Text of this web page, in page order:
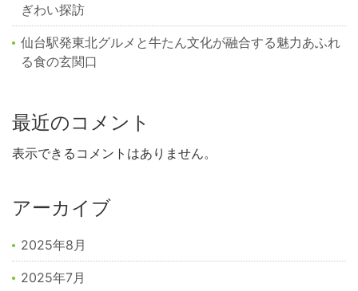
ぎわい探訪
仙台駅発東北グルメと牛たん文化が融合する魅力あふれ
る食の玄関口
最近のコメント
表示できるコメントはありません。
アーカイブ
2025年8月
2025年7月